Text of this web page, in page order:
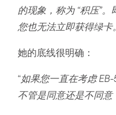
的现象，称为 “积压”
您也无法立即获得绿
她的底线很明确：
“如果您一直在考虑
不管是同意还是不同